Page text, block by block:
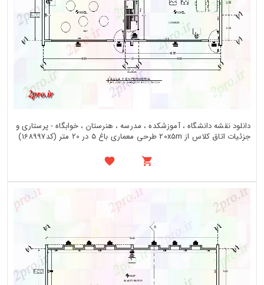
دانلود نقشه دانشگاه ، آموزشکده ، مدرسه ، هنرستان ، خوابگاه - پرستاری و
جزئیات اتاق کلاس از 20x5m طرحی معماری باغ 5 در 20 متر (کد168997)